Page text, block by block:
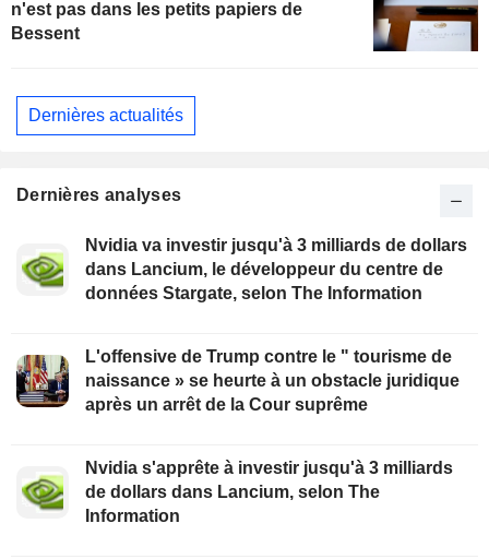
n'est pas dans les petits papiers de
Bessent
Dernières actualités
Dernières analyses
Nvidia va investir jusqu'à 3 milliards de dollars
dans Lancium, le développeur du centre de
données Stargate, selon The Information
L'offensive de Trump contre le " tourisme de
naissance » se heurte à un obstacle juridique
après un arrêt de la Cour suprême
Nvidia s'apprête à investir jusqu'à 3 milliards
de dollars dans Lancium, selon The
Information